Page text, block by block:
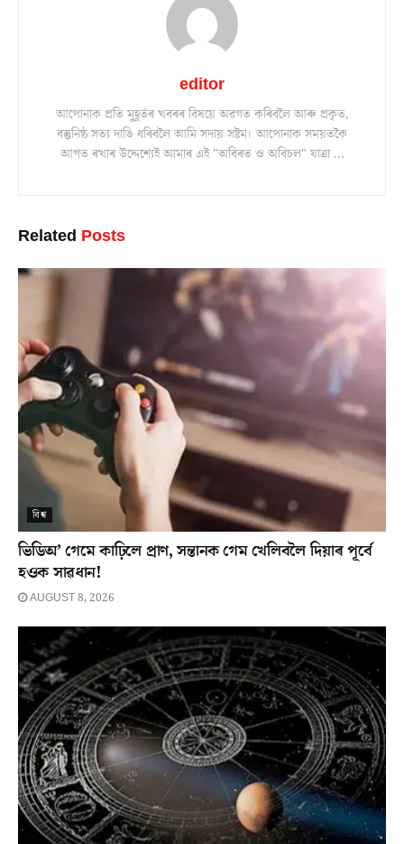
editor
আপোনাক প্ৰতি মুহূৰ্তৰ খবৰৰ বিষয়ে অৱগত কৰিবলৈ আৰু প্ৰকৃত,
বস্তুনিষ্ঠ সত্য দাঙি ধৰিবলৈ আমি সদায় সষ্টম। আপোনাক সময়তকৈ
আগত ৰখাৰ উদ্দেশ্যেই আমাৰ এই "অবিৰত ও অবিচল" যাত্ৰা ...
Related Posts
বিশ্ব
ভিডিঅ’ গেমে কাঢ়িলে প্ৰাণ, সন্তানক গেম খেলিবলৈ দিয়াৰ পূৰ্বে
হওক সাৱধান!
AUGUST 8, 2026